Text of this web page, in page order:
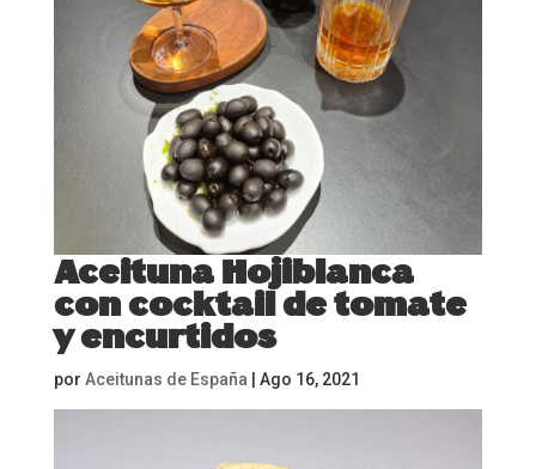
Aceituna Hojiblanca
con cocktail de tomate
y encurtidos
por Aceitunas de España Ago 16, 2021